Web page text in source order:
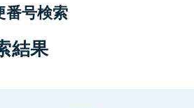
番号検索
結果